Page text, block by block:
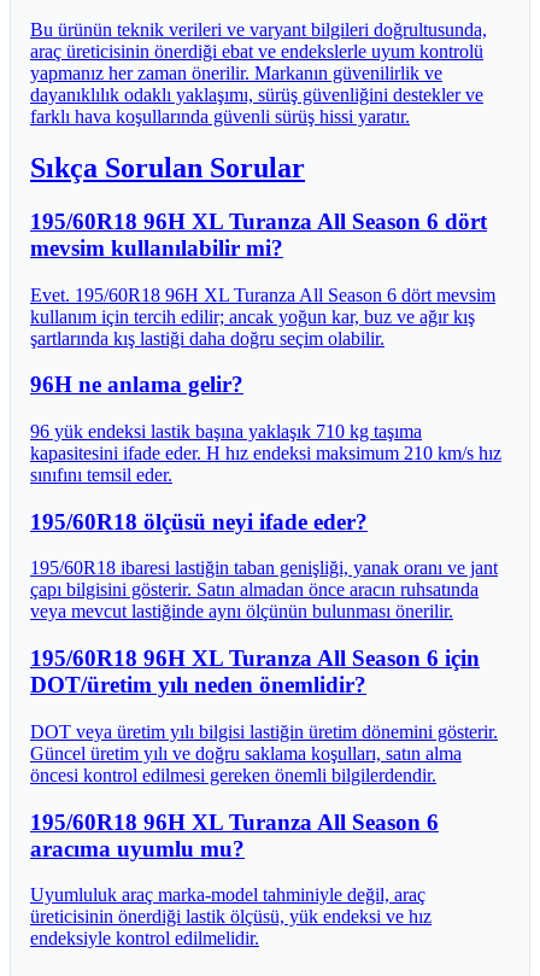
Bu ürünün teknik verileri ve varyant bilgileri doğrultusunda,
araç üreticisinin önerdiği ebat ve endekslerle uyum kontrolü
yapmanız her zaman önerilir. Markanın güvenilirlik ve
dayanıklılık odaklı yaklaşımı, sürüş güvenliğini destekler ve
farklı hava koşullarında güvenli sürüş hissi yaratır.
Sıkça Sorulan Sorular
195/60R18 96H XL Turanza All Season 6 dört
mevsim kullanılabilir mi?
Evet. 195/60R18 96H XL Turanza All Season 6 dört mevsim
kullanım için tercih edilir; ancak yoğun kar, buz ve ağır kış
şartlarında kış lastiği daha doğru seçim olabilir.
96H ne anlama gelir?
96 yük endeksi lastik başına yaklaşık 710 kg taşıma
kapasitesini ifade eder. H hız endeksi maksimum 210 km/s hız
sınıfını temsil eder.
195/60R18 ölçüsü neyi ifade eder?
195/60R18 ibaresi lastiğin taban genişliği, yanak oranı ve jant
çapı bilgisini gösterir. Satın almadan önce aracın ruhsatında
veya mevcut lastiğinde aynı ölçünün bulunması önerilir.
195/60R18 96H XL Turanza All Season 6 için
DOT/üretim yılı neden önemlidir?
DOT veya üretim yılı bilgisi lastiğin üretim dönemini gösterir.
Güncel üretim yılı ve doğru saklama koşulları, satın alma
öncesi kontrol edilmesi gereken önemli bilgilerdendir.
195/60R18 96H XL Turanza All Season 6
aracıma uyumlu mu?
Uyumluluk araç marka-model tahminiyle değil, araç
üreticisinin önerdiği lastik ölçüsü, yük endeksi ve hız
endeksiyle kontrol edilmelidir.